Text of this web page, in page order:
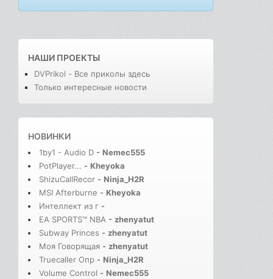
НАШИ ПРОЕКТЫ
DVPrikol - Все приколы здесь
Только интересные новости
НОВИНКИ
1by1 - Audio D - Nemec555
PotPlayer... - Kheyoka
ShizuCallRecor - Ninja_H2R
MSI Afterburne - Kheyoka
Интеллект из г -
EA SPORTS™ NBA - zhenyatut
Subway Princes - zhenyatut
Моя Говорящая - zhenyatut
Truecaller Опр - Ninja_H2R
Volume Control - Nemec555